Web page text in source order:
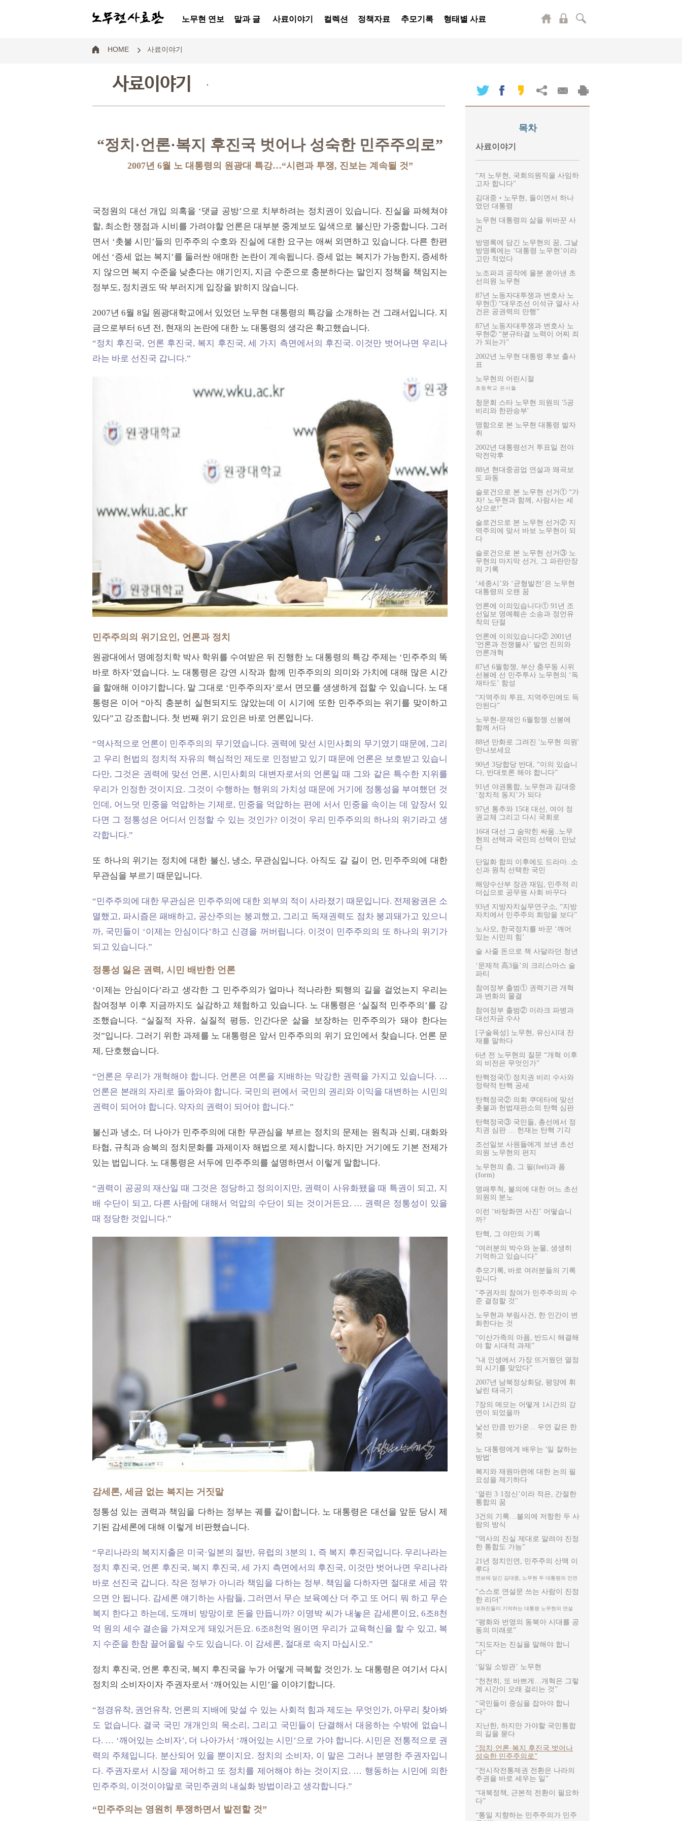
노무현 연보 말과 글 사료이야기 컬렉션 정책자료 추모기록 형태별 사료
HOME 사료이야기
사료이야기 .
“정치·언론·복지 후진국 벗어나 성숙한 민주주의로”
2007년 6월 노 대통령의 원광대 특강…“시련과 투쟁, 진보는 계속될 것”
국정원의 대선 개입 의혹을 ‘댓글 공방’으로 치부하려는 정치권이 있습니다. 진실을 파헤쳐야
할, 최소한 쟁점과 시비를 가려야할 언론은 대부분 중계보도 일색으로 불신만 가중합니다. 그러
면서 ‘촛불 시민’들의 민주주의 수호와 진실에 대한 요구는 애써 외면하고 있습니다. 다른 한편
에선 ‘증세 없는 복지’를 둘러싼 애매한 논란이 계속됩니다. 증세 없는 복지가 가능한지, 증세하
지 않으면 복지 수준을 낮춘다는 얘기인지, 지금 수준으로 충분하다는 말인지 정책을 책임지는
정부도, 정치권도 딱 부러지게 입장을 밝히지 않습니다.
2007년 6월 8일 원광대학교에서 있었던 노무현 대통령의 특강을 소개하는 건 그래서입니다. 지
금으로부터 6년 전, 현재의 논란에 대한 노 대통령의 생각은 확고했습니다.
“정치 후진국, 언론 후진국, 복지 후진국, 세 가지 측면에서의 후진국. 이것만 벗어나면 우리나
라는 바로 선진국 갑니다.”
민주주의의 위기요인, 언론과 정치
원광대에서 명예정치학 박사 학위를 수여받은 뒤 진행한 노 대통령의 특강 주제는 ‘민주주의 똑
바로 하자’였습니다. 노 대통령은 강연 시작과 함께 민주주의의 의미와 가치에 대해 많은 시간
을 할애해 이야기합니다. 말 그대로 ‘민주주의자’로서 면모를 생생하게 접할 수 있습니다. 노 대
통령은 이어 “아직 충분히 실현되지도 않았는데 이 시기에 또한 민주주의는 위기를 맞이하고
있다”고 강조합니다. 첫 번째 위기 요인은 바로 언론입니다.
“역사적으로 언론이 민주주의의 무기였습니다. 권력에 맞선 시민사회의 무기였기 때문에, 그리
고 우리 헌법의 정치적 자유의 핵심적인 제도로 인정받고 있기 때문에 언론은 보호받고 있습니
다만, 그것은 권력에 맞선 언론, 시민사회의 대변자로서의 언론일 때 그와 같은 특수한 지위를
우리가 인정한 것이지요. 그것이 수행하는 행위의 가치성 때문에 거기에 정통성을 부여했던 것
인데, 어느덧 민중을 억압하는 기제로, 민중을 억압하는 편에 서서 민중을 속이는 데 앞장서 있
다면 그 정통성은 어디서 인정할 수 있는 것인가? 이것이 우리 민주주의의 하나의 위기라고 생
각합니다.”
또 하나의 위기는 정치에 대한 불신, 냉소, 무관심입니다. 아직도 갈 길이 먼, 민주주의에 대한
무관심을 부르기 때문입니다.
“민주주의에 대한 무관심은 민주주의에 대한 외부의 적이 사라졌기 때문입니다. 전제왕권은 소
멸했고, 파시즘은 패배하고, 공산주의는 붕괴했고, 그리고 독재권력도 점차 붕괴돼가고 있으니
까, 국민들이 ‘이제는 안심이다’하고 신경을 꺼버립니다. 이것이 민주주의의 또 하나의 위기가
되고 있습니다.”
정통성 잃은 권력, 시민 배반한 언론
‘이제는 안심이다’라고 생각한 그 민주주의가 얼마나 적나라한 퇴행의 길을 걸었는지 우리는
참여정부 이후 지금까지도 실감하고 체험하고 있습니다. 노 대통령은 ‘실질적 민주주의’를 강
조했습니다. “실질적 자유, 실질적 평등, 인간다운 삶을 보장하는 민주주의가 돼야 한다는
것”입니다. 그러기 위한 과제를 노 대통령은 앞서 민주주의의 위기 요인에서 찾습니다. 언론 문
제, 단호했습니다.
“언론은 우리가 개혁해야 합니다. 언론은 여론을 지배하는 막강한 권력을 가지고 있습니다. …
언론은 본래의 자리로 돌아와야 합니다. 국민의 편에서 국민의 권리와 이익을 대변하는 시민의
권력이 되어야 합니다. 약자의 권력이 되어야 합니다.”
불신과 냉소, 더 나아가 민주주의에 대한 무관심을 부르는 정치의 문제는 원칙과 신뢰, 대화와
타협, 규칙과 승복의 정치문화를 과제이자 해법으로 제시합니다. 하지만 거기에도 기본 전제가
있는 법입니다. 노 대통령은 서두에 민주주의를 설명하면서 이렇게 말합니다.
“권력이 공공의 재산일 때 그것은 정당하고 정의이지만, 권력이 사유화됐을 때 특권이 되고, 지
배 수단이 되고, 다른 사람에 대해서 억압의 수단이 되는 것이거든요. … 권력은 정통성이 있을
때 정당한 것입니다.”
감세론, 세금 없는 복지는 거짓말
정통성 있는 권력과 책임을 다하는 정부는 궤를 같이합니다. 노 대통령은 대선을 앞둔 당시 제
기된 감세론에 대해 이렇게 비판했습니다.
“우리나라의 복지지출은 미국·일본의 절반, 유럽의 3분의 1, 즉 복지 후진국입니다. 우리나라는
정치 후진국, 언론 후진국, 복지 후진국, 세 가지 측면에서의 후진국, 이것만 벗어나면 우리나라
바로 선진국 갑니다. 작은 정부가 아니라 책임을 다하는 정부. 책임을 다하자면 절대로 세금 깎
으면 안 됩니다. 감세론 얘기하는 사람들, 그러면서 무슨 보육예산 더 주고 또 어디 뭐 하고 무슨
복지 한다고 하는데, 도깨비 방망이로 돈을 만듭니까? 이명박 씨가 내놓은 감세론이요, 6조8천
억 원의 세수 결손을 가져오게 돼있거든요. 6조8천억 원이면 우리가 교육혁신을 할 수 있고, 복
지 수준을 한참 끌어올릴 수도 있습니다. 이 감세론, 절대로 속지 마십시오.”
정치 후진국, 언론 후진국, 복지 후진국을 누가 어떻게 극복할 것인가. 노 대통령은 여기서 다시
정치의 소비자이자 주권자로서 ‘깨어있는 시민’을 이야기합니다.
“정경유착, 권언유착, 언론의 지배에 맞설 수 있는 사회적 힘과 제도는 무엇인가, 아무리 찾아봐
도 없습니다. 결국 국민 개개인의 목소리, 그리고 국민들이 단결해서 대응하는 수밖에 없습니
다. … ‘깨어있는 소비자’, 더 나아가서 ‘깨어있는 시민’으로 가야 합니다. 시민은 전통적으로 권
력의 주체입니다. 분산되어 있을 뿐이지요. 정치의 소비자, 이 말은 그러나 분명한 주권자입니
다. 주권자로서 시장을 제어하고 또 정치를 제어해야 하는 것이지요. … 행동하는 시민에 의한
민주주의, 이것이야말로 국민주권의 내실화 방법이라고 생각합니다.”
“민주주의는 영원히 투쟁하면서 발전할 것”
목차
사료이야기
“저 노무현, 국회의원직을 사임하
고자 합니다"
김대중‧노무현, 둘이면서 하나
였던 대통령
노무현 대통령의 삶을 뒤바꾼 사
건
방명록에 담긴 노무현의 꿈, 그날
방명록에는 ‘대통령 노무현’이라
고만 적었다
노조파괴 공작에 울분 쏟아낸 초
선의원 노무현
87년 노동자대투쟁과 변호사 노
무현① “대우조선 이석규 열사 사
건은 공권력의 만행”
87년 노동자대투쟁과 변호사 노
무현② “분규타결 노력이 어찌 죄
가 되는가”
2002년 노무현 대통령 후보 출사
표
노무현의 어린시절
초등학교 은사들
청문회 스타 노무현 의원의 '5공
비리와 한판승부'
명함으로 본 노무현 대통령 발자
취
2002년 대통령선거 투표일 전야
막전막후
88년 현대중공업 연설과 왜곡보
도 파동
슬로건으로 본 노무현 선거① “가
자! 노무현과 함께, 사람사는 세
상으로!”
슬로건으로 본 노무현 선거② 지
역주의에 맞서 바보 노무현이 되
다
슬로건으로 본 노무현 선거③ 노
무현의 마지막 선거, 그 파란만장
의 기록
‘세종시’와 ‘균형발전’은 노무현
대통령의 오랜 꿈
언론에 이의있습니다① 91년 조
선일보 명예훼손 소송과 정언유
착의 단절
언론에 이의있습니다② 2001년
'언론과 전쟁불사’ 발언 진의와
언론개혁
87년 6월항쟁, 부산 충무동 시위
선봉에 선 민주투사 노무현의 ‘독
재타도’ 함성
“지역주의 투표, 지역주민에도 득
안된다”
노무현-문재인 6월항쟁 선봉에
함께 서다
88년 만화로 그려진 '노무현 의원'
만나보세요
90년 3당합당 반대, “이의 있습니
다, 반대토론 해야 합니다”
91년 야권통합, 노무현과 김대중
‘정치적 동지’가 되다
97년 통추와 15대 대선, 여야 정
권교체 그리고 다시 국회로
16대 대선 그 숨막힌 싸움..노무
현의 선택과 국민의 선택이 만났
다
단일화 합의 이후에도 드라마..소
신과 원칙 선택한 국민
해양수산부 장관 재임, 민주적 리
더십으로 공무원 사회 바꾸다
93년 지방자치실무연구소, “지방
자치에서 민주주의 희망을 보다”
노사모, 한국정치를 바꾼 ‘깨어
있는 시민의 힘’
술 사줄 돈으로 책 사달라던 청년
‘문제적 高3들’의 크리스마스 술
파티
참여정부 출범① 권력기관 개혁
과 변화의 물결
참여정부 출범② 이라크 파병과
대선자금 수사
[구술육성] 노무현, 유신시대 잔
재를 말하다
6년 전 노무현의 질문 “개혁 이후
의 비전은 무엇인가”
탄핵정국① 정치권 비리 수사와
정략적 탄핵 공세
탄핵정국② 의회 쿠데타에 맞선
촛불과 헌법재판소의 탄핵 심판
탄핵정국③ 국민들, 총선에서 정
치권 심판 … 헌재는 탄핵 기각
조선일보 사원들에게 보낸 초선
의원 노무현의 편지
노무현의 춤, 그 필(feel)과 폼
(form)
명패투척, 불의에 대한 어느 초선
의원의 분노
이런 ‘바탕화면 사진’ 어떻습니
까?
탄핵, 그 야만의 기록
“여러분의 박수와 눈물, 생생히
기억하고 있습니다”
추모기록, 바로 여러분들의 기록
입니다
"주권자의 참여가 민주주의의 수
준 결정할 것"
노무현과 부림사건, 한 인간이 변
화한다는 것
“이산가족의 아픔, 반드시 해결해
야 할 시대적 과제”
“내 인생에서 가장 뜨거웠던 열정
의 시기를 맞았다”
2007년 남북정상회담, 평양에 휘
날린 태극기
7장의 메모는 어떻게 1시간의 강
연이 되었을까
낯선 만큼 반가운... 우연 같은 한
컷
노 대통령에게 배우는 '일 잘하는
방법'
복지와 재원마련에 대한 논의 필
요성을 제기하다
‘열린 3·1정신’이라 적은, 간절한
통합의 꿈
3건의 기록…불의에 저항한 두 사
람의 방식
“역사의 진실 제대로 알려야 진정
한 통합도 가능”
21년 정치인연, 민주주의 산맥 이
루다
연보에 담긴 김대중, 노무현 두 대통령의 인연
“스스로 연설문 쓰는 사람이 진정
한 리더”
보좌진들이 기억하는 대통령 노무현의 연설
“평화와 번영의 동북아 시대를 공
동의 미래로”
“지도자는 진실을 말해야 합니
다”
‘일일 소방관’ 노무현
“천천히, 또 바쁘게…개혁은 그렇
게 시간이 오래 걸리는 것”
“국민들이 중심을 잡아야 합니
다”
지난한, 하지만 가야할 국민통합
의 길을 묻다
“정치·언론·복지 후진국 벗어나
성숙한 민주주의로”
“전시작전통제권 전환은 나라의
주권을 바로 세우는 일”
“대북정책, 근본적 전환이 필요하
다”
“통일 지향하는 민주주의가 민주